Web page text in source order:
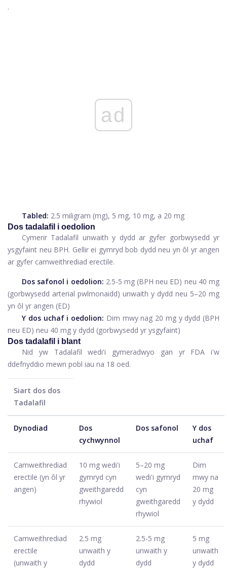
.
ad
Tabled: 2.5 miligram (mg), 5 mg, 10 mg, a 20 mg
Dos tadalafil i oedolion
Cymerir Tadalafil unwaith y dydd ar gyfer gorbwysedd yr
ysgyfaint neu BPH. Gellir ei gymryd bob dydd neu yn ôl yr angen
ar gyfer camweithrediad erectile.
Dos safonol i oedolion: 2.5-5 mg (BPH neu ED) neu 40 mg
(gorbwysedd arterial pwlmonaidd) unwaith y dydd neu 5–20 mg
yn ôl yr angen (ED)
Y dos uchaf i oedolion: Dim mwy nag 20 mg y dydd (BPH
neu ED) neu 40 mg y dydd (gorbwysedd yr ysgyfaint)
Dos tadalafil i blant
Nid yw Tadalafil wedi'i gymeradwyo gan yr FDA i'w
ddefnyddio mewn pobl iau na 18 oed.
Siart dos dos
Tadalafil
Dynodiad
Dos
cychwynnol
Dos safonol
Y dos
uchaf
Camweithrediad
erectile (yn ôl yr
angen)
10 mg wedi'i
gymryd cyn
gweithgaredd
rhywiol
5–20 mg
wedi'i gymryd
cyn
gweithgaredd
rhywiol
Dim
mwy na
20 mg
y dydd
Camweithrediad
erectile
(unwaith y
2.5 mg
unwaith y
dydd
2.5-5 mg
unwaith y
dydd
5 mg
unwaith
y dydd